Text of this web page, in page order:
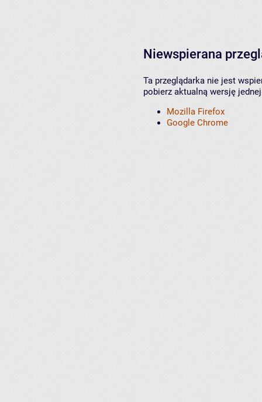
Niewspierana
Ta przeglądarka nie jest
pobierz aktualną wersję
Mozilla Firefox
Google Chrome